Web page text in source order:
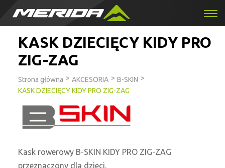
KASK DZIECIĘCY KIDY PRO
ZIG-ZAG
Strona główna > AKCESORIA > B-SKIN >
KASK DZIECIĘCY KIDY PRO ZIG-ZAG
Kask rowerowy B-SKIN KIDY PRO ZIG-ZAG
przeznaczony dla dzieci.